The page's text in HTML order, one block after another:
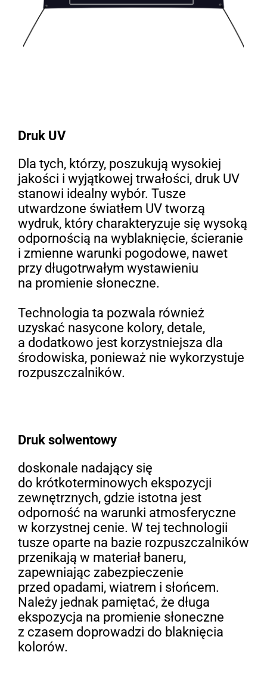
Druk solwentowy
doskonale nadający się
do krótkoterminowych ekspozycji
zewnętrznych, gdzie istotna jest
odporność na warunki atmosferyczne
w korzystnej cenie. W tej technologii
tusze oparte na bazie rozpuszczalników
przenikają w materiał baneru,
zapewniając zabezpieczenie
przed opadami, wiatrem i słońcem.
Należy jednak pamiętać, że długa
ekspozycja na promienie słoneczne
z czasem doprowadzi do blaknięcia
kolorów.
Druk UV
Dla tych, którzy, poszukują wysokiej
jakości i wyjątkowej trwałości, druk UV
stanowi idealny wybór. Tusze
utwardzone światłem UV tworzą
wydruk, który charakteryzuje się wysoką
odpornością na wyblaknięcie, ścieranie
i zmienne warunki pogodowe, nawet
przy długotrwałym wystawieniu
na promienie słoneczne.
Technologia ta pozwala również
uzyskać nasycone kolory, detale,
a dodatkowo jest korzystniejsza dla
środowiska, ponieważ nie wykorzystuje
rozpuszczalników.